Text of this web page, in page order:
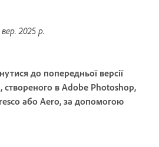
2025 р.
до попередньої версії
в Adobe Photoshop,
або Aero, за допомогою